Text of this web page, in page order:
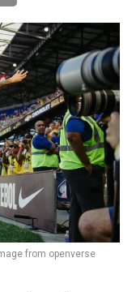
from openverse